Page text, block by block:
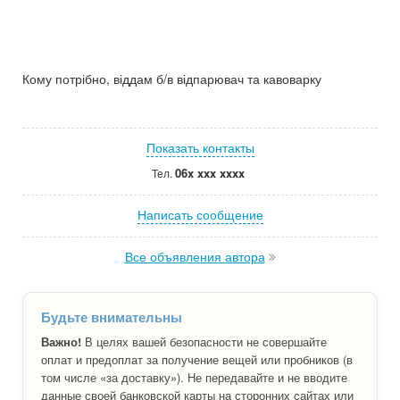
Кому потрібно, віддам б/в відпарювач та кавоварку
Показать контакты
Тел. 06x xxx xxxx
Написать сообщение
Все объявления автора
Будьте внимательны
Важно! В целях вашей безопасности не совершайте
оплат и предоплат за получение вещей или пробников (в
том числе «за доставку»). Не передавайте и не вводите
данные своей банковской карты на сторонних сайтах или